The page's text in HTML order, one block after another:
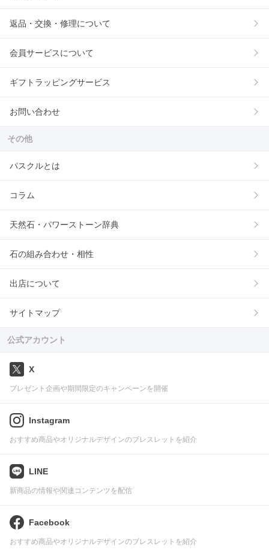
返品・交換・修理について
会員サービスについて
ギフトラッピングサービス
お問い合わせ
その他
パスクルとは
コラム
天然石・パワーストーン辞典
石の組み合わせ・相性
出店について
サイトマップ
公式アカウント
X
プレゼント企画や期間限定のキャンペーンを開催
Instagram
おすすめ商品やオリジナルデザインのブレスレットを紹介
LINE
新商品の情報や関連コンテンツを配信
Facebook
おすすめ商品やオリジナルデザインのブレスレットを紹介